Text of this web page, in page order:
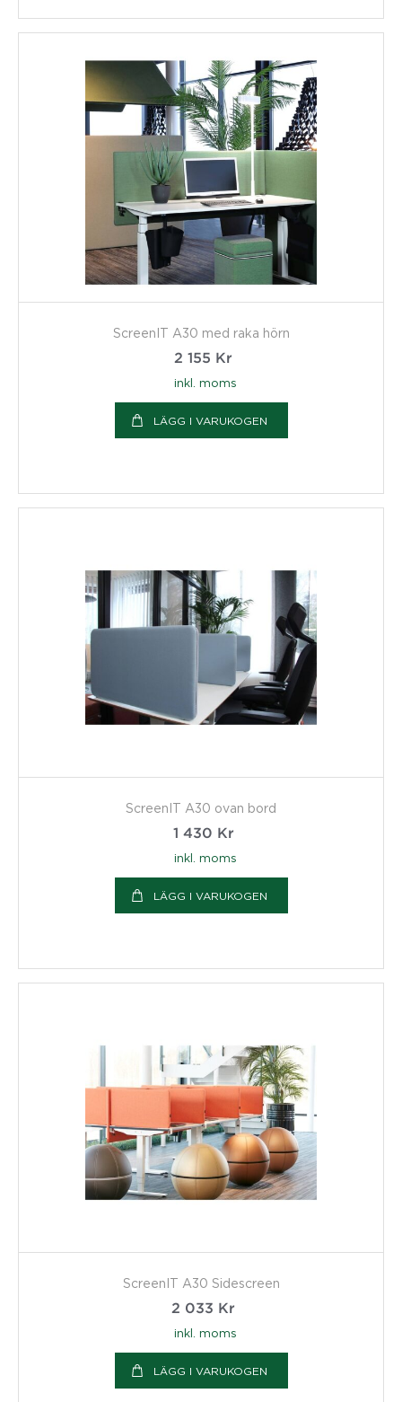
ScreenIT A30 med raka hörn
2 155 Kr
inkl. moms
LÄGG I VARUKOGEN
ScreenIT A30 ovan bord
1 430 Kr
inkl. moms
LÄGG I VARUKOGEN
ScreenIT A30 Sidescreen
2 033 Kr
inkl. moms
LÄGG I VARUKOGEN